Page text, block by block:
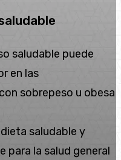
saludable puede
en las
sobrepeso u obesa
saludable y
para la salud general